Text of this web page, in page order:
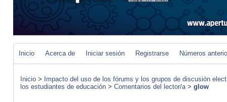
Inicio Acerca de Iniciar sesión Registrarse Números
Inicio > Impacto del uso de los fórums y los grupos de discusión
los estudiantes de educación > Comentarios del lector/a> glow